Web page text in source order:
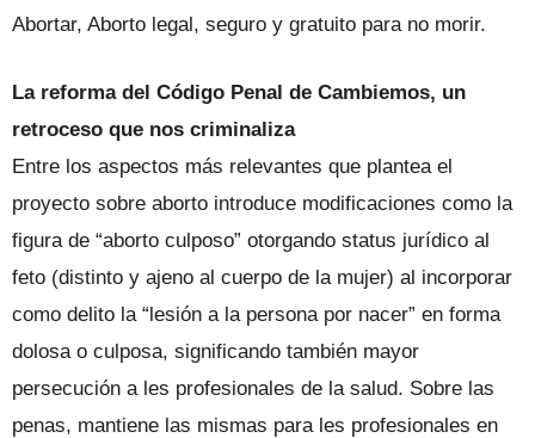
Abortar, Aborto legal, seguro y gratuito para no morir.
La reforma del Código Penal de Cambiemos, un
retroceso que nos criminaliza
Entre los aspectos más relevantes que plantea el
proyecto sobre aborto introduce modificaciones como la
figura de “aborto culposo” otorgando status jurídico al
feto (distinto y ajeno al cuerpo de la mujer) al incorporar
como delito la “lesión a la persona por nacer” en forma
dolosa o culposa, significando también mayor
persecución a les profesionales de la salud. Sobre las
penas, mantiene las mismas para les profesionales en